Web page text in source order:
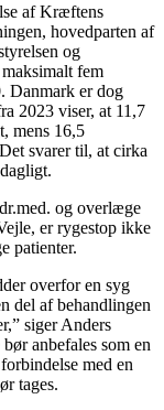
af Kræftens
hovedparten af
og
fem
Danmark er dog
2023 viser, at 11,7
mens 16,5
svarer til, at cirka
og overlæge
er rygestop ikke
patienter.
overfor en syg
del af behandlingen
siger Anders
anbefales som en
med en
tages.